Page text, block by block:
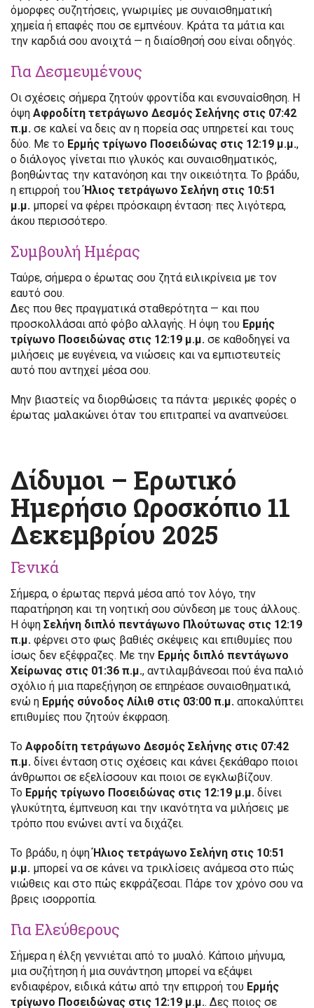
όμορφες συζητήσεις, γνωριμίες με συναισθηματική
χημεία ή επαφές που σε εμπνέουν. Κράτα τα μάτια και
την καρδιά σου ανοιχτά — η διαίσθησή σου είναι οδηγός.
Για Δεσμευμένους
Οι σχέσεις σήμερα ζητούν φροντίδα και ενσυναίσθηση. Η
όψη Αφροδίτη τετράγωνο Δεσμός Σελήνης στις 07:42
π.μ. σε καλεί να δεις αν η πορεία σας υπηρετεί και τους
δύο. Με το Ερμής τρίγωνο Ποσειδώνας στις 12:19 μ.μ.,
ο διάλογος γίνεται πιο γλυκός και συναισθηματικός,
βοηθώντας την κατανόηση και την οικειότητα. Το βράδυ,
η επιρροή τουΉλιος τετράγωνο Σελήνη στις 10:51
μ.μ. μπορεί να φέρει πρόσκαιρη ένταση· πες λιγότερα,
άκου περισσότερο.
Συμβουλή Ημέρας
Ταύρε, σήμερα ο έρωτας σου ζητά ειλικρίνεια με τον
εαυτό σου.
Δες που θες πραγματικά σταθερότητα — και που
προσκολλάσαι από φόβο αλλαγής. Η όψη του Ερμής
τρίγωνο Ποσειδώνας στις 12:19 μ.μ. σε καθοδηγεί να
μιλήσεις με ευγένεια, να νιώσεις και να εμπιστευτείς
αυτό που αντηχεί μέσα σου.
Μην βιαστείς να διορθώσεις τα πάντα· μερικές φορές ο
έρωτας μαλακώνει όταν του επιτραπεί να αναπνεύσει.
Δίδυμοι – Ερωτικό
Ημερήσιο Ωροσκόπιο 11
Δεκεμβρίου 2025
Γενικά
Σήμερα, ο έρωτας περνά μέσα από τον λόγο, την
παρατήρηση και τη νοητική σου σύνδεση με τους άλλους.
Η όψη Σελήνη διπλό πεντάγωνο Πλούτωνας στις 12:19
π.μ. φέρνει στο φως βαθιές σκέψεις και επιθυμίες που
ίσως δεν εξέφραζες. Με την Ερμής διπλό πεντάγωνο
Χείρωνας στις 01:36 π.μ., αντιλαμβάνεσαι πού ένα παλιό
σχόλιο ή μια παρεξήγηση σε επηρέασε συναισθηματικά,
ενώ η Ερμής σύνοδος Λίλιθ στις 03:00 π.μ. αποκαλύπτει
επιθυμίες που ζητούν έκφραση.
Το Αφροδίτη τετράγωνο Δεσμός Σελήνης στις 07:42
π.μ. δίνει ένταση στις σχέσεις και κάνει ξεκάθαρο ποιοι
άνθρωποι σε εξελίσσουν και ποιοι σε εγκλωβίζουν.
Το Ερμής τρίγωνο Ποσειδώνας στις 12:19 μ.μ. δίνει
γλυκύτητα, έμπνευση και την ικανότητα να μιλήσεις με
τρόπο που ενώνει αντί να διχάζει.
Το βράδυ, η όψηΉλιος τετράγωνο Σελήνη στις 10:51
μ.μ. μπορεί να σε κάνει να τρικλίσεις ανάμεσα στο πώς
νιώθεις και στο πώς εκφράζεσαι. Πάρε τον χρόνο σου να
βρεις ισορροπία.
Για Ελεύθερους
Σήμερα η έλξη γεννιέται από το μυαλό. Κάποιο μήνυμα,
μια συζήτηση ή μια συνάντηση μπορεί να εξάψει
ενδιαφέρον, ειδικά κάτω από την επιρροή του Ερμής
τρίγωνο Ποσειδώνας στις 12:19 μ.μ.. Δες ποιος σε